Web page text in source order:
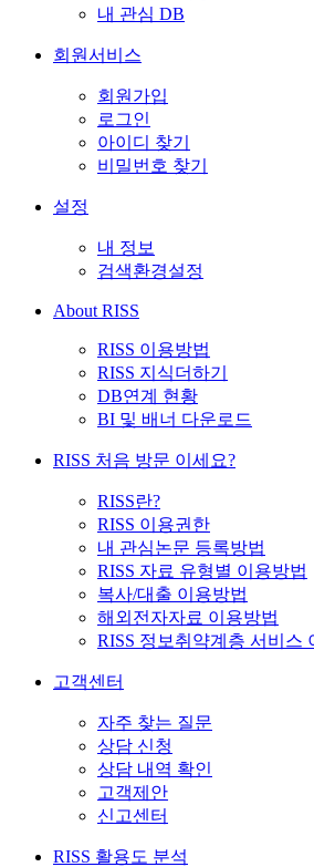
내 관심 DB
회원서비스
회원가입
로그인
아이디 찾기
비밀번호 찾기
설정
내 정보
검색환경설정
About RISS
RISS 이용방법
RISS 지식더하기
DB연계 현황
BI 및 배너 다운로드
RISS 처음 방문 이세요?
RISS란?
RISS 이용권한
내 관심논문 등록방법
RISS 자료 유형별 이용방법
복사/대출 이용방법
해외전자자료 이용방법
RISS 정보취약계층 서비스
고객센터
자주 찾는 질문
상담 신청
상담 내역 확인
고객제안
신고센터
RISS 활용도 분석